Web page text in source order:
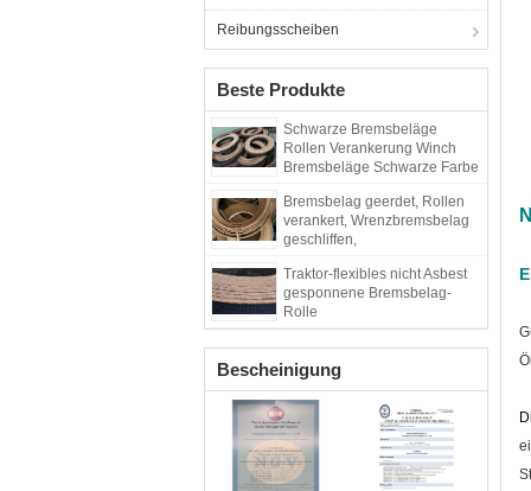
Reibungsscheiben
Beste Produkte
Schwarze Bremsbeläge
Rollen Verankerung Winch
Bremsbeläge Schwarze Farbe
Bremsbelag geerdet, Rollen
verankert, Wrenzbremsbelag
geschliffen,
Traktor-flexibles nicht Asbest
gesponnene Bremsbelag-
Rolle
Bescheinigung